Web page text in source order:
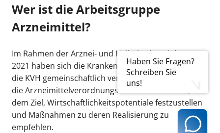
Haben Sie Fragen?
Schreiben Sie
uns!
Wer ist die Arbeitsgruppe
Arzneimittel?
Im Rahmen der Arznei- und Heilmittelvereinbarung
2021 haben sich die Krankenkassen / -verbände und
die KVH gemeinschaftlich verpflichtet, kontinuierlich
die Arzneimittelverordnungsdaten zu bewerten, mit
dem Ziel, Wirtschaftlichkeitspotentiale festzustellen
und Maßnahmen zu deren Realisierung zu
empfehlen.